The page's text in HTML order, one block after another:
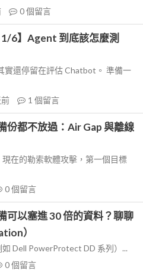
0個留言
6】Agent 到底該怎麼測
實還停留在評估 Chatbot。 準備一
1 個留言
份都不放過：Air Gap 與離線
在的勒索軟體攻擊，第一個目標
0個留言
可以塞進 30 倍的資料？聊聊
）
Dell PowerProtect DD 系列）...
0個留言